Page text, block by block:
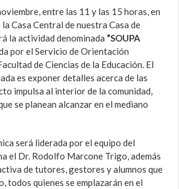
entre las 11 y las 15 horas, en
Casa Central de nuestra Casa de
la actividad denominada “SOUPA
por el Servicio de Orientación
de Ciencias de la Educación. El
es exponer detalles acerca de las
impulsa al interior de la comunidad,
se planean alcanzar en el mediano
será liderada por el equipo del
el Dr. Rodolfo Marcone Trigo, además
de tutores, gestores y alumnos que
todos quienes se emplazarán en el